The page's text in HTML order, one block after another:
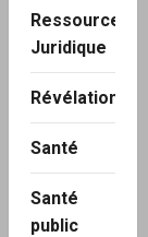
Ressource
Juridique
Révélation
Santé
Santé
public